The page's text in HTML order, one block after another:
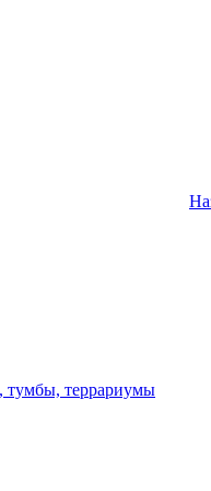
тумбы, террариумы